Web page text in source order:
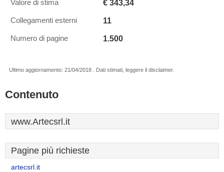
Valore di stima € 343,34
Collegamenti esterni 11
Numero di pagine 1.500
Ultimo aggiornamento: 21/04/2018 . Dati stimati, leggere il disclaimer.
Contenuto
www.Artecsrl.it
Pagine più richieste
artecsrl.it